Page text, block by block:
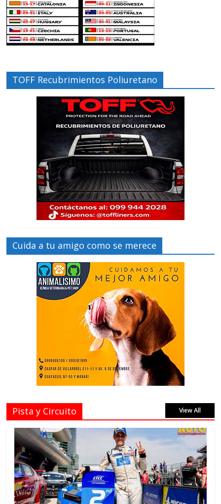
TOFF Recubrimientos Poliuretano
Cuida a tu amigo como se merece
Pista y Circuito View All